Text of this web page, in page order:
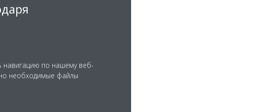
навигацию по нашему веб-
необходимые файлы